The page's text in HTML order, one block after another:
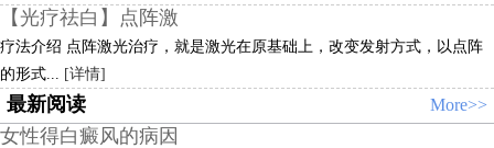
【光疗祛白】点阵激
疗法介绍 点阵激光治疗，就是激光在原基础上，改变发射方式，以点阵
的形式...
[详情]
最新阅读 More>>
女性得白癜风的病因